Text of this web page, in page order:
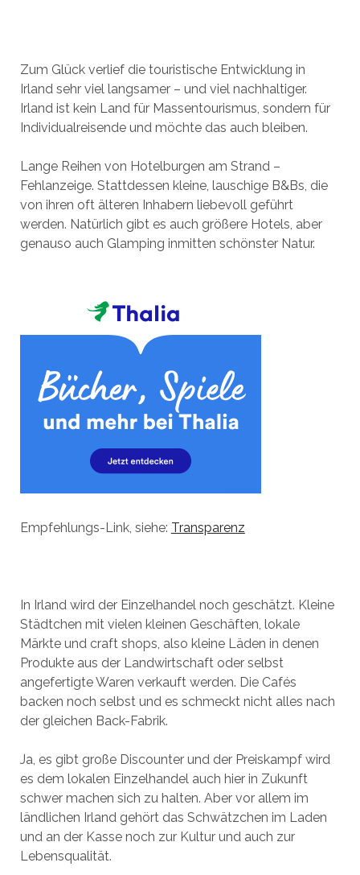
Zum Glück verlief die touristische Entwicklung in
Irland sehr viel langsamer – und viel nachhaltiger.
Irland ist kein Land für Massentourismus, sondern für
Individualreisende und möchte das auch bleiben.
Lange Reihen von Hotelburgen am Strand –
Fehlanzeige. Stattdessen kleine, lauschige B&Bs, die
von ihren oft älteren Inhabern liebevoll geführt
werden. Natürlich gibt es auch größere Hotels, aber
genauso auch Glamping inmitten schönster Natur.
Empfehlungs-Link, siehe: Transparenz
In Irland wird der Einzelhandel noch geschätzt. Kleine
Städtchen mit vielen kleinen Geschäften, lokale
Märkte und craft shops, also kleine Läden in denen
Produkte aus der Landwirtschaft oder selbst
angefertigte Waren verkauft werden. Die Cafés
backen noch selbst und es schmeckt nicht alles nach
der gleichen Back-Fabrik.
Ja, es gibt große Discounter und der Preiskampf wird
es dem lokalen Einzelhandel auch hier in Zukunft
schwer machen sich zu halten. Aber vor allem im
ländlichen Irland gehört das Schwätzchen im Laden
und an der Kasse noch zur Kultur und auch zur
Lebensqualität.